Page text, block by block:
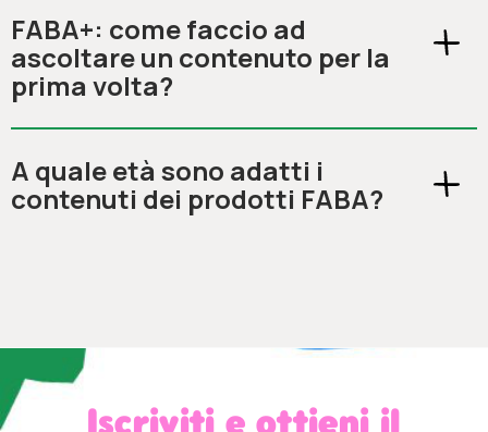
FABA+: come faccio ad
ascoltare un contenuto per la
prima volta?
A quale età sono adatti i
contenuti dei prodotti FABA?
Iscriviti e ottieni il